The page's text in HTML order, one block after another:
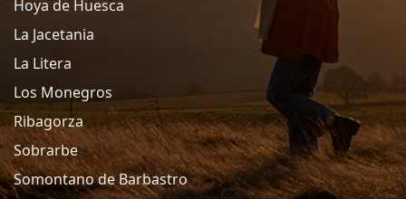
Hoya de Huesca
La Jacetania
La Litera
Los Monegros
Ribagorza
Sobrarbe
Somontano de Barbastro